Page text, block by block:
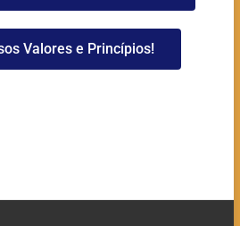
Valores e Princípios!